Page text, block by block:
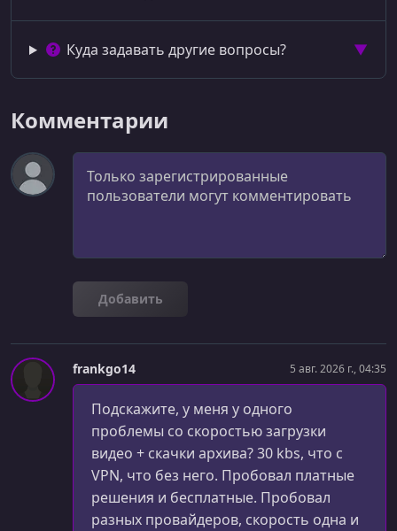
Куда задавать другие вопросы?
Комментарии
Комментарий
Добавить
frankgo14 5 авг. 2026 г., 04:35
Подскажите, у меня у одного
проблемы со скоростью загрузки
видео + скачки архива? 30 kbs, что с
VPN, что без него. Пробовал платные
решения и бесплатные. Пробовал
разных провайдеров, скорость одна и